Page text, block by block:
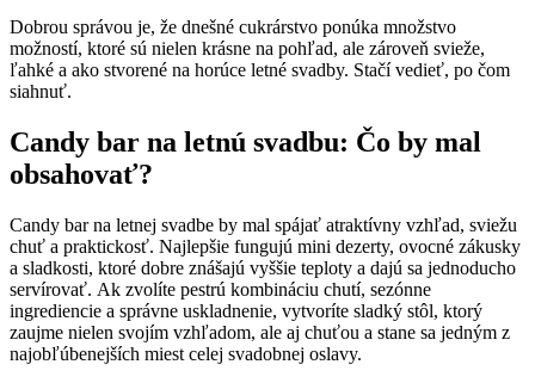
Dobrou správou je, že dnešné cukrárstvo ponúka množstvo
možností, ktoré sú nielen krásne na pohľad, ale zároveň svieže,
ľahké a ako stvorené na horúce letné svadby. Stačí vedieť, po čom
siahnuť.
Candy bar na letnú svadbu: Čo by mal
obsahovať?
Candy bar na letnej svadbe by mal spájať atraktívny vzhľad, sviežu
chuť a praktickosť. Najlepšie fungujú mini dezerty, ovocné zákusky
a sladkosti, ktoré dobre znášajú vyššie teploty a dajú sa jednoducho
servírovať. Ak zvolíte pestrú kombináciu chutí, sezónne
ingrediencie a správne uskladnenie, vytvoríte sladký stôl, ktorý
zaujme nielen svojím vzhľadom, ale aj chuťou a stane sa jedným z
najobľúbenejších miest celej svadobnej oslavy.